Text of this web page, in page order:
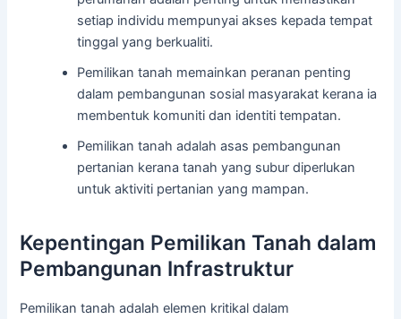
setiap individu mempunyai akses kepada tempat
tinggal yang berkualiti.
Pemilikan tanah memainkan peranan penting
dalam pembangunan sosial masyarakat kerana ia
membentuk komuniti dan identiti tempatan.
Pemilikan tanah adalah asas pembangunan
pertanian kerana tanah yang subur diperlukan
untuk aktiviti pertanian yang mampan.
Kepentingan Pemilikan Tanah dalam
Pembangunan Infrastruktur
Pemilikan tanah adalah elemen kritikal dalam